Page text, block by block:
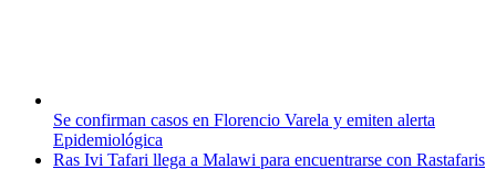
Se confirman casos en Florencio Varela y emiten alerta
Epidemiológica
Ras Ivi Tafari llega a Malawi para encuentrarse con Rastafaris